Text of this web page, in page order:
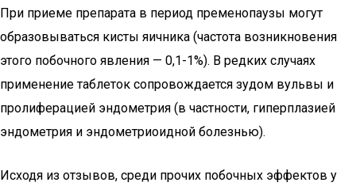
При приеме препарата в период пременопаузы могут
образовываться кисты яичника (частота возникновения
этого побочного явления — 0,1-1%). В редких случаях
применение таблеток сопровождается зудом вульвы и
пролиферацией эндометрия (в частности, гиперплазией
эндометрия и эндометриоидной болезнью).
Исходя из отзывов, среди прочих побочных эффектов у